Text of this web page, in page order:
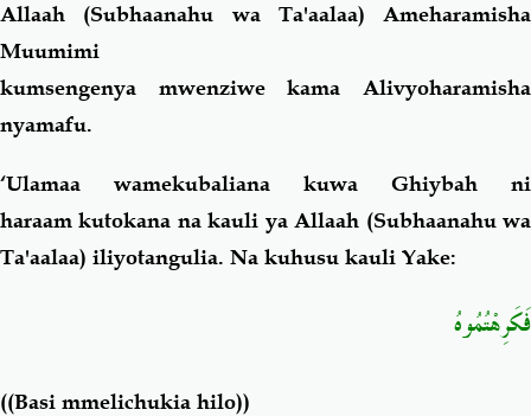
Allaah (Subhaanahu wa Ta'aalaa) Ameharamisha
Muumimi
kumsengenya mwenziwe kama Alivyoharamisha
nyamafu.
‘Ulamaa wamekubaliana kuwa Ghiybah ni
haraam kutokana na kauli ya Allaah (Subhaanahu wa
Ta'aalaa) iliyotangulia. Na kuhusu kauli Yake:
فَكَرِهْتُمُوهُ
((Basi mmelichukia hilo))